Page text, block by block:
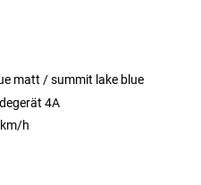
matt / summit lake blue
4A
h